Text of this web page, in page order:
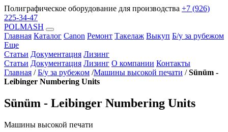
Полиграфическое оборудование для производства +7 (926)
225-34-47
POLMASH
Главная Каталог Canon Ремонт Такелаж Выкуп Б/у за рубежом
Еще
Статьи Документация Лизинг
Статьи Документация Лизинг О компании Контакты
Главная / Б/у за рубежом /Машины высокой печати / Sünüm -
Leibinger Numbering Units
Sünüm - Leibinger Numbering Units
Машины высокой печати